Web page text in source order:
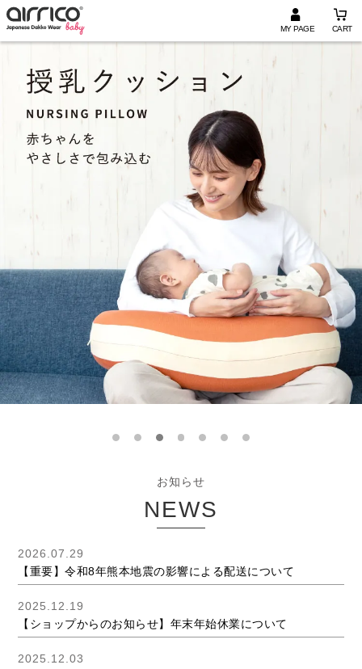
MY PAGE CART
お知らせ
NEWS
2026.07.29
【重要】令和8年熊本地震の影響による配送について
2025.12.19
【ショップからのお知らせ】年末年始休業について
2025.12.03